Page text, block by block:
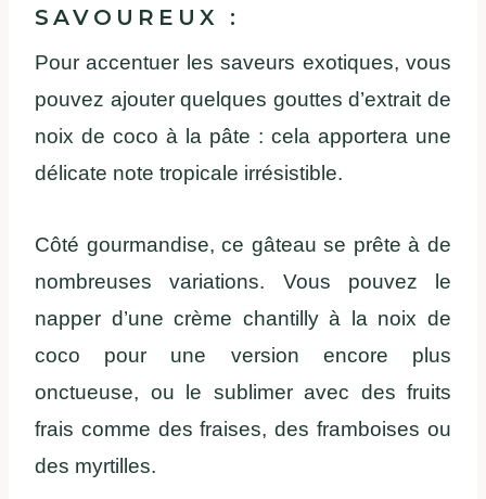
SAVOUREUX :
Pour accentuer les saveurs exotiques, vous
pouvez ajouter quelques gouttes d’extrait de
noix de coco à la pâte : cela apportera une
délicate note tropicale irrésistible.
Côté gourmandise, ce gâteau se prête à de
nombreuses variations. Vous pouvez le
napper d’une crème chantilly à la noix de
coco pour une version encore plus
onctueuse, ou le sublimer avec des fruits
frais comme des fraises, des framboises ou
des myrtilles.